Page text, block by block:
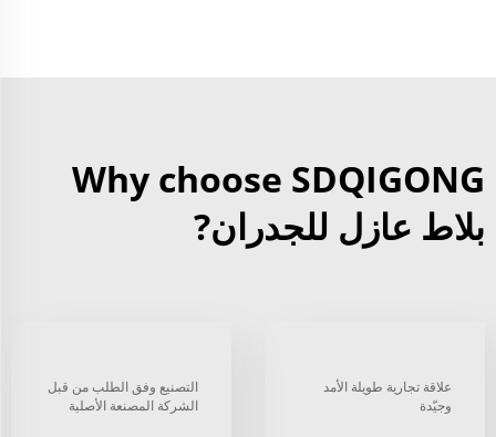
Why choose SDQIGONG
بلاط عازل للجدران?
علاقة تجارية طويلة الأمد
وجيّدة
التصنيع وفق الطلب من قبل
الشركة المصنعة الأصلية